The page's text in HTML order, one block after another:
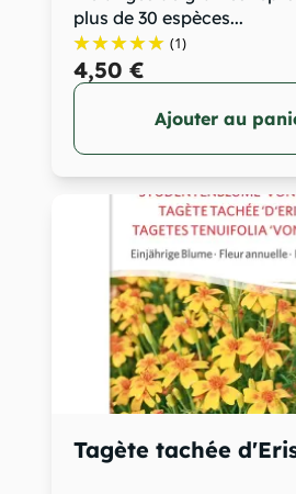
plus de 30 espèces...
(1)
4,50 €
Ajouter au
Tagète tachée